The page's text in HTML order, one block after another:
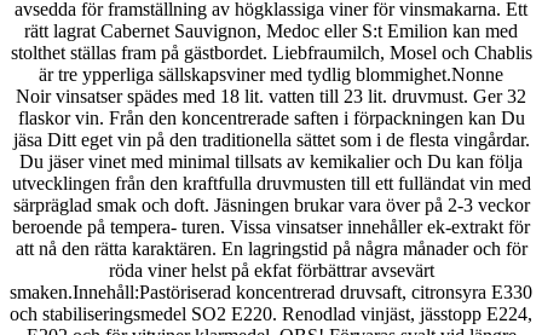
avsedda för framställning av högklassiga viner för vinsmakarna. Ett
rätt lagrat Cabernet Sauvignon, Medoc eller S:t Emilion kan med
stolthet ställas fram på gästbordet. Liebfraumilch, Mosel och Chablis
är tre ypperliga sällskapsviner med tydlig blommighet.Nonne
Noir vinsatser spädes med 18 lit. vatten till 23 lit. druvmust. Ger 32
flaskor vin. Från den koncentrerade saften i förpackningen kan Du
jäsa Ditt eget vin på den traditionella sättet som i de flesta vingårdar.
Du jäser vinet med minimal tillsats av kemikalier och Du kan följa
utvecklingen från den kraftfulla druvmusten till ett fulländat vin med
särpräglad smak och doft. Jäsningen brukar vara över på 2-3 veckor
beroende på tempera- turen. Vissa vinsatser innehåller ek-extrakt för
att nå den rätta karaktären. En lagringstid på några månader och för
röda viner helst på ekfat förbättrar avsevärt
smaken.Innehåll:Pastöriserad koncentrerad druvsaft, citronsyra E330
och stabiliseringsmedel SO2 E220. Renodlad vinjäst, jässtopp E224,